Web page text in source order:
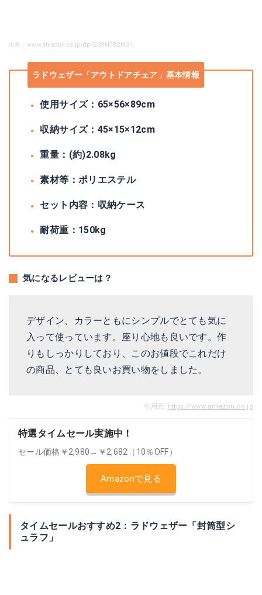
出典：www.amazon.co.jp/dp/B09N782ND1
ラドウェザー「アウトドアチェア」基本情報
使用サイズ：65×56×89cm
収納サイズ：45×15×12cm
重量：(約)2.08kg
素材等：ポリエステル
セット内容：収納ケース
耐荷重：150kg
気になるレビューは？
デザイン、カラーともにシンプルでとても気に
入って使っています。座り心地も良いです。作
りもしっかりしており、このお値段でこれだけ
の商品、とても良いお買い物をしました。
引用元: https://www.amazon.co.jp
特選タイムセール実施中！
セール価格￥2,980→￥2,682（10％OFF）
Amazonで見る
タイムセールおすすめ2：ラドウェザー「封筒型シ
ュラフ」